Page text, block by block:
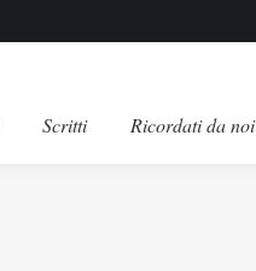
Scritti Ricordati da noi